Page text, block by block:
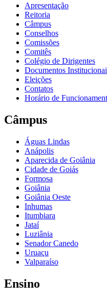
Apresentação
Reitoria
Câmpus
Conselhos
Comissões
Comitês
Colégio de Dirigentes
Documentos
Eleições
Contatos
Horário de
Câmpus
Águas Lindas
Anápolis
Aparecida de Goiânia
Cidade de Goiás
Formosa
Goiânia
Goiânia Oeste
Inhumas
Itumbiara
Jataí
Luziânia
Senador Canedo
Uruaçu
Valparaíso
Ensino